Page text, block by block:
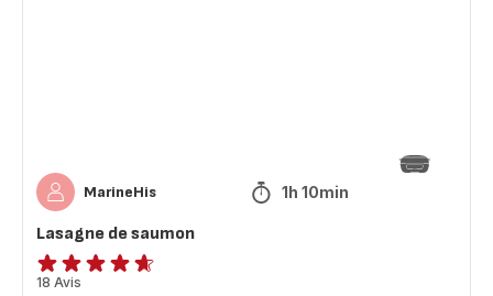
MarineHis 1h 10min
Lasagne de saumon
ratings.4.6
18 Avis